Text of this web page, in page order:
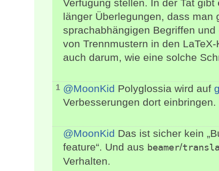
Verfügung stellen. In der Tat
länger Überlegungen, dass man
sprachabhängigen Begriffen
von Trennmustern in den
auch darum, wie eine solche
1 @MoonKid Polyglossia wird auf
Verbesserungen dort einbringen.
@MoonKid Das ist sicher kein
feature“. Und aus beamer/
Verhalten.